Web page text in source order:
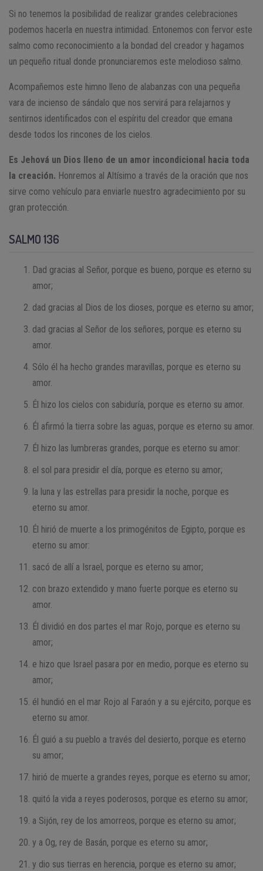
Si no tenemos la posibilidad de realizar grandes celebraciones
podemos hacerla en nuestra intimidad. Entonemos con fervor este
salmo como reconocimiento a la bondad del creador y hagamos
un pequeño ritual donde pronunciaremos este melodioso salmo.
Acompañemos este himno lleno de alabanzas con una pequeña
vara de incienso de sándalo que nos servirá para relajarnos y
sentirnos identificados con el espíritu del creador que emana
desde todos los rincones de los cielos.
Es Jehová un Dios lleno de un amor incondicional hacia toda
la creación. Honremos al Altísimo a través de la oración que nos
sirve como vehículo para enviarle nuestro agradecimiento por su
gran protección.
SALMO 136
Dad gracias al Señor, porque es bueno, porque es eterno su
amor;
dad gracias al Dios de los dioses, porque es eterno su amor;
dad gracias al Señor de los señores, porque es eterno su
amor.
Sólo él ha hecho grandes maravillas, porque es eterno su
amor.
Él hizo los cielos con sabiduría, porque es eterno su amor.
Él afirmó la tierra sobre las aguas, porque es eterno su amor.
Él hizo las lumbreras grandes, porque es eterno su amor:
el sol para presidir el día, porque es eterno su amor;
la luna y las estrellas para presidir la noche, porque es
eterno su amor.
Él hirió de muerte a los primogénitos de Egipto, porque es
eterno su amor:
sacó de allí a Israel, porque es eterno su amor;
con brazo extendido y mano fuerte porque es eterno su
amor.
Él dividió en dos partes el mar Rojo, porque es eterno su
amor;
e hizo que Israel pasara por en medio, porque es eterno su
amor;
él hundió en el mar Rojo al Faraón y a su ejército, porque es
eterno su amor.
Él guió a su pueblo a través del desierto, porque es eterno
su amor;
hirió de muerte a grandes reyes, porque es eterno su amor;
quitó la vida a reyes poderosos, porque es eterno su amor;
a Sijón, rey de los amorreos, porque es eterno su amor;
y a Og, rey de Basán, porque es eterno su amor;
y dio sus tierras en herencia, porque es eterno su amor;